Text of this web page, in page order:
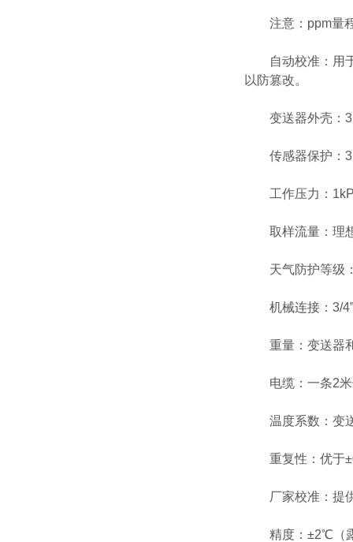
注意：ppm量程
自动校准：用于
以防篡改。
变送器外壳：
传感器保护：
工作压力：
取样流量：理想
天气防护等级：
机械连接：3/
重量：变送器
电缆：一条2米
温度系数：变送
重复性：优于
厂家校准：提供
精度：±2℃（露